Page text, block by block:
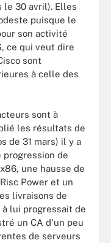
30 avril). Elles
puisque le
son activité
ce qui veut dire
sont
à celle des
sont à
les résultats de
de 31 mars) il y a
progression de
une hausse de
Power et un
livraisons de
lui progressait de
un CA d'un peu
de serveurs